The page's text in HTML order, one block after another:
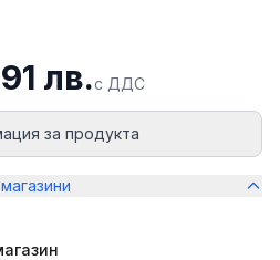
лв.с ДДС
за продукта